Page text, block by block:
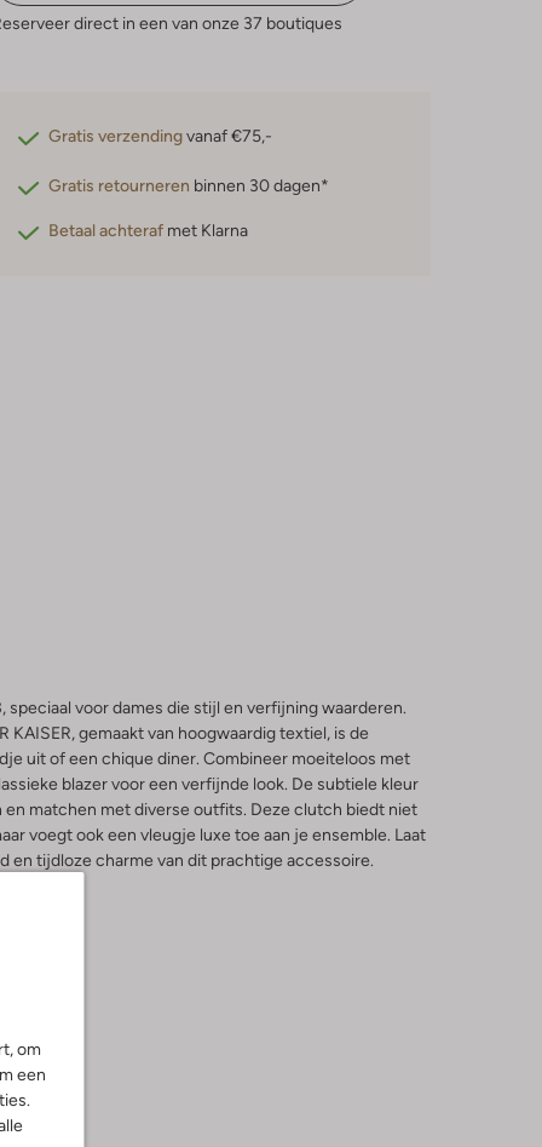
om
een
direct in een van onze 37 boutiques
Gratis verzendingvanaf €75,-
Gratis retourneren binnen 30 dagen*
Betaal achteraf met Klarna
voor dames die stijl en verfijning waarderen.
KAISER, gemaakt van hoogwaardig textiel, is de
uit of een chique diner. Combineer moeiteloos met
blazer voor een verfijnde look. De subtiele kleur
en matchen met diverse outfits. Deze clutch biedt niet
voegt ook een vleugje luxe toe aan je ensemble. Laat
en tijdloze charme van dit prachtige accessoire.